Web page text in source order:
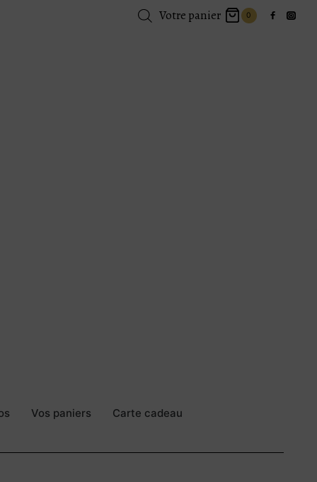
Votre panier 0
Vos paniers Carte cadeau